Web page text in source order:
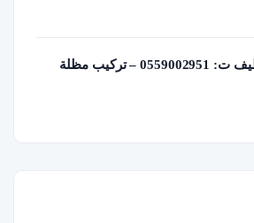
مظلات خرانات القطيف ت: 0559002951 – تركيب مظلة